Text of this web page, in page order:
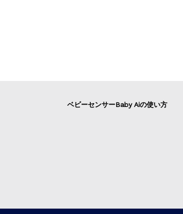
ベビーセンサーBaby Aiの使い方